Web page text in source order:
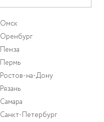
Омск
Оренбург
Пенза
Пермь
Ростов-на-Дону
Рязань
Самара
Санкт-Петербург